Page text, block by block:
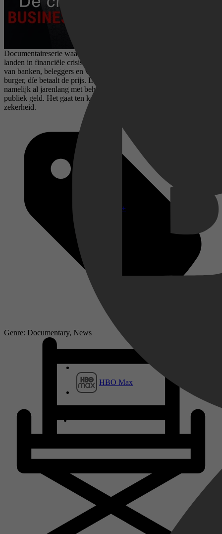
Disney+
HBO Max
Documentaireserie waarin te zien is dat de dure noodplannen voor
landen in financiële crisis, eigenlijk alleen gericht zijn op het helpen
van banken, beleggers en verzekeringsmaatschappijen. De gewone
burger, díe betaalt de prijs. Deze zogenoemde 'redding' gebeurt
namelijk al jarenlang met behulp van honderden miljarden aan
publiek geld. Het gaat ten koste van democratie en sociale
zekerheid.
Genre: Documentary, News